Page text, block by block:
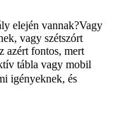
elején vannak?Vagy
vagy szétszórt
azért fontos, mert
tábla vagy mobil
igényeknek, és